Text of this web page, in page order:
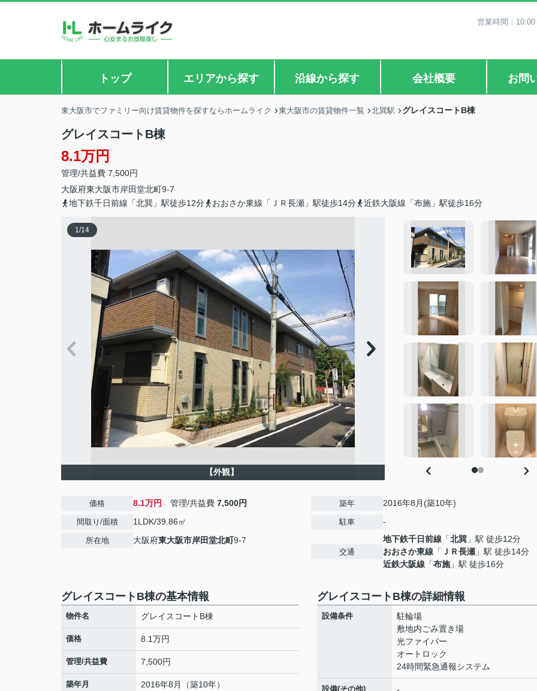
営業時間：
トップ エリアから探す 沿線から探す 会社概要 お問
東大阪市でファミリー向け賃貸物件を探すならホームライク 東大阪市の賃貸物件一覧 北巽駅 グレイスコートB棟
グレイスコートB棟
8.1万円
管理/共益費 7,500円
大阪府東大阪市岸田堂北町9-7
地下鉄千日前線「北巽」駅徒歩12分
おおさか東線「ＪＲ長瀬」駅徒歩14分 近鉄大阪線「布施」駅徒歩16分
1/14
【外観】
価格 8.1万円 管理/共益費 7,500円
間取り/面積 1LDK/39.86㎡
所在地 大阪府東大阪市岸田堂北町9-7
築年 2016年8月(築10年)
駐車 -
交通
地下鉄千日前線 「北巽 」駅 徒歩12分
おおさか東線 「 ＪＲ長瀬 」駅 徒歩14分
近鉄大阪線 「布施」駅 徒歩16分
グレイスコートB棟の基本情報
物件名 グレイスコートB棟
価格 8.1万円
管理/共益費 7,500円
築年月 2016年8月（築10年）
グレイスコートB棟の詳細情報
設備条件
駐輪場
敷地内ごみ置き場
光ファイバー
オートロック
24時間緊急通報システム
設備(その他)